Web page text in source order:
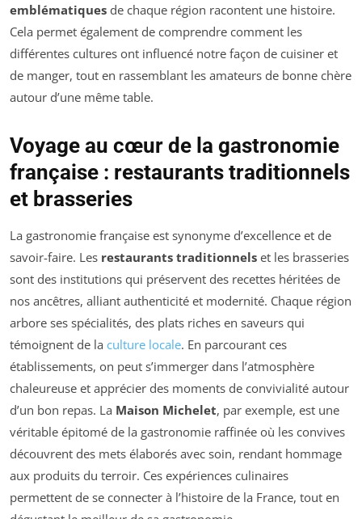
emblématiques de chaque région racontent une histoire.
Cela permet également de comprendre comment les
différentes cultures ont influencé notre façon de cuisiner et
de manger, tout en rassemblant les amateurs de bonne chère
autour d’une même table.
Voyage au cœur de la gastronomie
française : restaurants traditionnels
et brasseries
La gastronomie française est synonyme d’excellence et de
savoir-faire. Les restaurants traditionnels et les brasseries
sont des institutions qui préservent des recettes héritées de
nos ancêtres, alliant authenticité et modernité. Chaque région
arbore ses spécialités, des plats riches en saveurs qui
témoignent de la culture locale. En parcourant ces
établissements, on peut s’immerger dans l’atmosphère
chaleureuse et apprécier des moments de convivialité autour
d’un bon repas. La Maison Michelet, par exemple, est une
véritable épitomé de la gastronomie raffinée où les convives
découvrent des mets élaborés avec soin, rendant hommage
aux produits du terroir. Ces expériences culinaires
permettent de se connecter à l’histoire de la France, tout en